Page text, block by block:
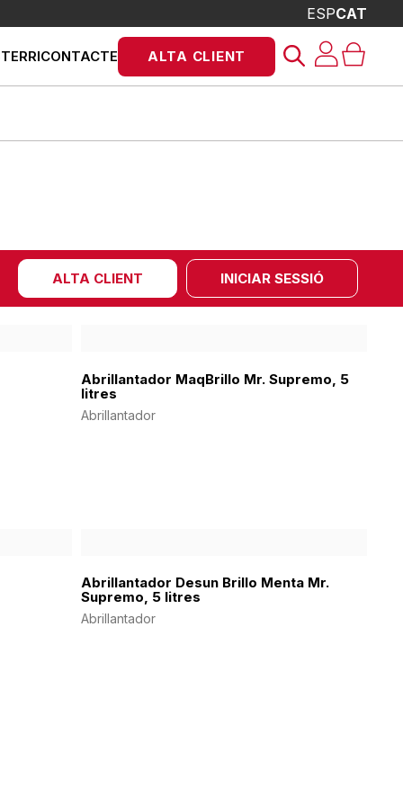
ESPCAT
CONTACTE
Products
search
ALTA CLIENT
ALTA CLIENT INICIAR SESSIÓ
Abrillantador MaqBrillo Mr. Supremo, 5
litres
Abrillantador
Abrillantador Desun Brillo Menta Mr.
Supremo, 5 litres
Abrillantador